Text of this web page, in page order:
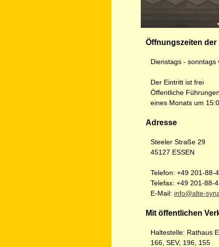
Öffnungszeiten
Dienstags -
Der Eintritt ist frei
Öffentliche
eines Monats um
Adresse
Steeler Straße 29
45127 ESSEN
Telefon: +49 201-88-
Telefax: +49 201-88-
E-Mail: info@alte-
Mit öffentlichen
Haltestelle: Rathaus
166, SEV, 196, 155